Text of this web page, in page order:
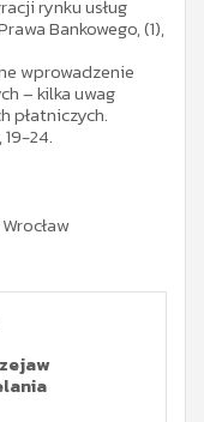
rynku usług
Bankowego, (1),
wprowadzenie
– kilka uwag
płatniczych.
24.